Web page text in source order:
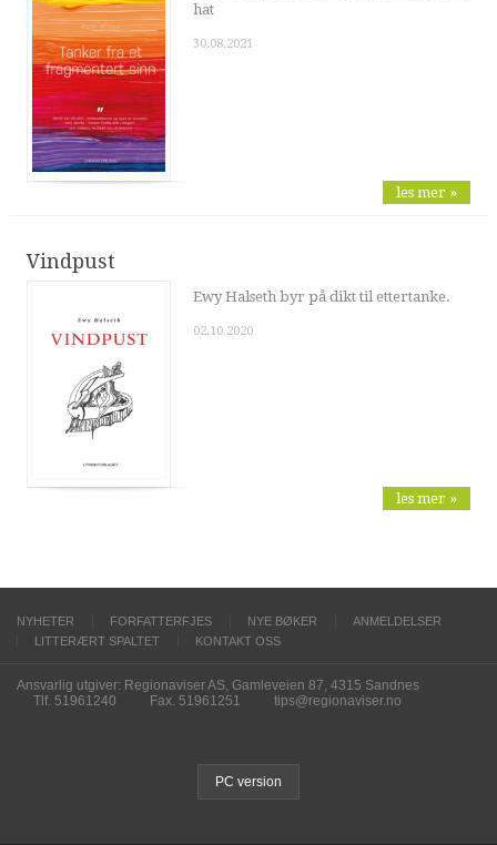
hat
30.08.2021
les mer »
Vindpust
Ewy Halseth byr på dikt til ettertanke.
02.10.2020
les mer »
NYHETER FORFATTERFJES NYE BØKER
ANMELDELSER
LITTERÆRT SPALTET
KONTAKT OSS
Ansvarlig utgiver: Regionaviser AS, Gamleveien 87, 4315 Sandnes
Tlf. 51961240
Fax. 51961251 tips@regionaviser.no
PC version